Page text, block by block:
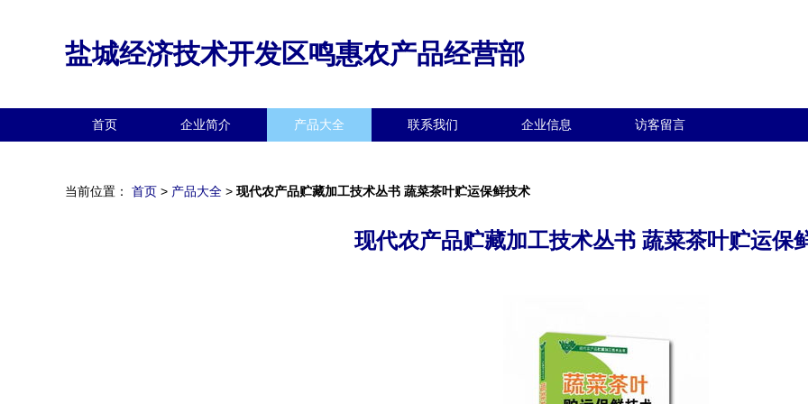
盐城经济技术开发区鸣惠农产品经营部
首页 企业简介 产品大全 联系我们 企业信息 访客留言
当前位置： 首页 > 产品大全 > 现代农产品贮藏加工技术丛书 蔬菜茶叶贮运保鲜技术
现代农产品贮藏加工技术丛书 蔬菜茶叶贮运保